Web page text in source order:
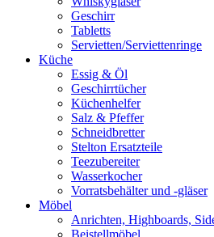
Geschirr
Tabletts
Servietten/Serviettenringe
Küche
Essig & Öl
Geschirrtücher
Küchenhelfer
Salz & Pfeffer
Schneidbretter
Stelton Ersatzteile
Teezubereiter
Wasserkocher
Vorratsbehälter und -gläser
Möbel
Anrichten, Highboards,
Beistellmöbel